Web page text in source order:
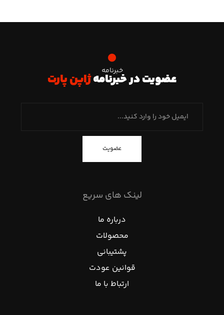
خبرنامه
عضویت در خبرنامهژاپن پارت
عضویت
لینک های سریع
درباره ما
محصولات
پشتیبانی
قوانین عودت
ارتباط با ما